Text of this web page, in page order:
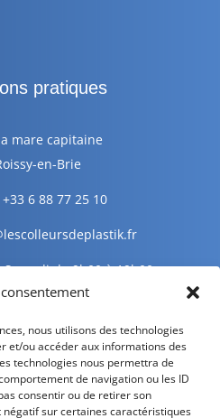
nous utilisons des technologies
et/ou accéder aux informations des
technologies nous permettra de
de navigation ou les ID
consentir ou de retirer son
sur certaines caractéristiques
pratiques
mare capitaine
en-Brie
6 88 77 25 10
de 9h00 à 19h00
légales